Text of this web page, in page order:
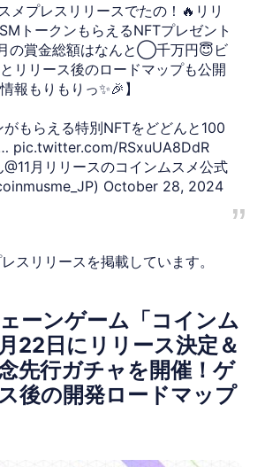
メプレスリリースでたの！🔥リリ
トークンもらえるNFTプレゼント
の賞金総額はなんと◯千万円😇ビ
リリース後のロードマップも公開
報もりもりっ✨🎉】
もらえる特別NFTをどどんと100
pic.twitter.com/RSxuUA8DdR
月リリースのコインムスメ公式
October 28, 2024
スリリースを掲載しています。
ーンゲーム「コインム
22日にリリース決定＆
先行ガチャを開催！ゲ
後の開発ロードマップ